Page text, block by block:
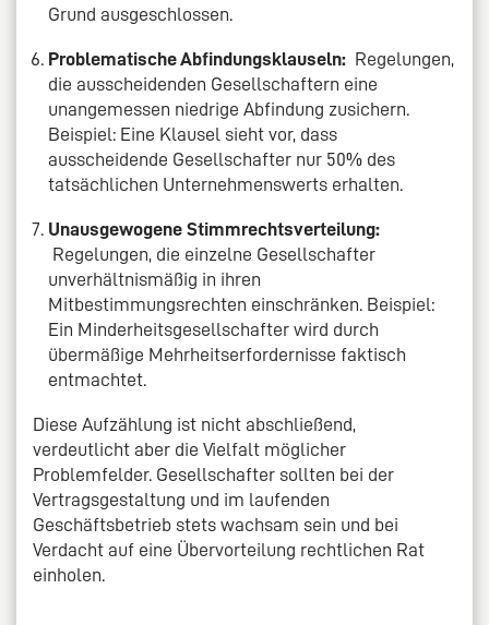
Grund ausgeschlossen.
Problematische Abfindungsklauseln: Regelungen,
die ausscheidenden Gesellschaftern eine
unangemessen niedrige Abfindung zusichern.
Beispiel: Eine Klausel sieht vor, dass
ausscheidende Gesellschafter nur 50% des
tatsächlichen Unternehmenswerts erhalten.
Unausgewogene Stimmrechtsverteilung:
Regelungen, die einzelne Gesellschafter
unverhältnismäßig in ihren
Mitbestimmungsrechten einschränken. Beispiel:
Ein Minderheitsgesellschafter wird durch
übermäßige Mehrheitserfordernisse faktisch
entmachtet.
Diese Aufzählung ist nicht abschließend,
verdeutlicht aber die Vielfalt möglicher
Problemfelder. Gesellschafter sollten bei der
Vertragsgestaltung und im laufenden
Geschäftsbetrieb stets wachsam sein und bei
Verdacht auf eine Übervorteilung rechtlichen Rat
einholen.